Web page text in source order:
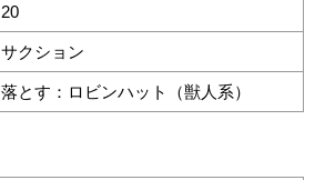
20
サクション
落とす：ロビンハット（獣人系）